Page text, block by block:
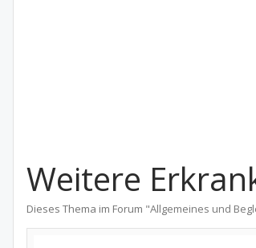
Weitere
Dieses Thema im Forum "Allgemeines und